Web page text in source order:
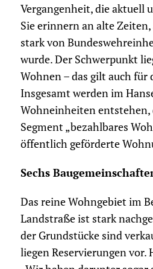
Vergangenheit, die aktuell
Sie erinnern an alte
stark von
wurde. Der Schwerpunkt
Wohnen – das gilt auch für
Insgesamt werden im
Wohneinheiten
Segment „bezahlbares
öffentlich geförderte
Sechs
Das reine Wohngebiet im
Landstraße ist stark
der Grundstücke sind
liegen Reservierungen vor.